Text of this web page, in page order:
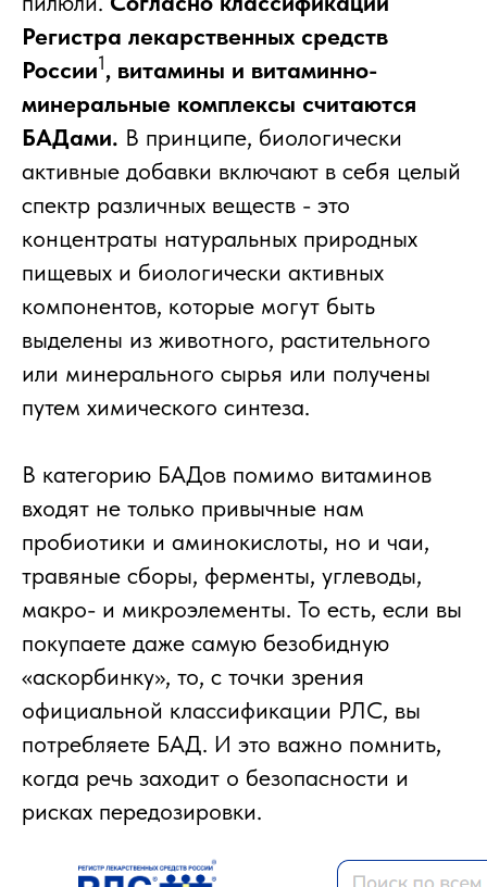
Регистра лекарственных средств
России1, витамины и витаминно-
минеральные комплексы считаются
БАДами. В принципе, биологически
активные добавки включают в себя целый
спектр различных веществ - это
концентраты натуральных природных
пищевых и биологически активных
компонентов, которые могут быть
выделены из животного, растительного
или минерального сырья или получены
путем химического синтеза.
В категорию БАДов помимо витаминов
входят не только привычные нам
пробиотики и аминокислоты, но и чаи,
травяные сборы, ферменты, углеводы,
макро- и микроэлементы. То есть, если вы
покупаете даже самую безобидную
«аскорбинку», то, с точки зрения
официальной классификации РЛС, вы
потребляете БАД. И это важно помнить,
когда речь заходит о безопасности и
рисках передозировки.